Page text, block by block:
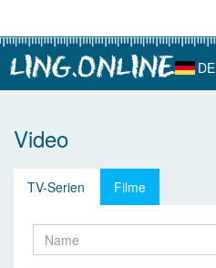
DE
Video
TV-Serien Filme